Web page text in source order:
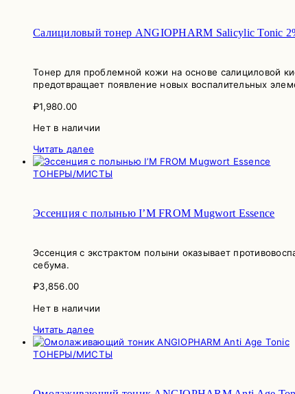
Салициловый тонер ANGIOPHARM Salicylic Tonic
Тонер для проблемной кожи на основе салициловой
предотвращает появление новых воспалительных
₽1,980.00
Нет в наличии
Читать далее
ТОНЕРЫ/МИСТЫ
Эссенция с полынью I’M FROM Mugwort Essence
Эссенция с экстрактом полыни оказывает
себума.
₽3,856.00
Нет в наличии
Читать далее
ТОНЕРЫ/МИСТЫ